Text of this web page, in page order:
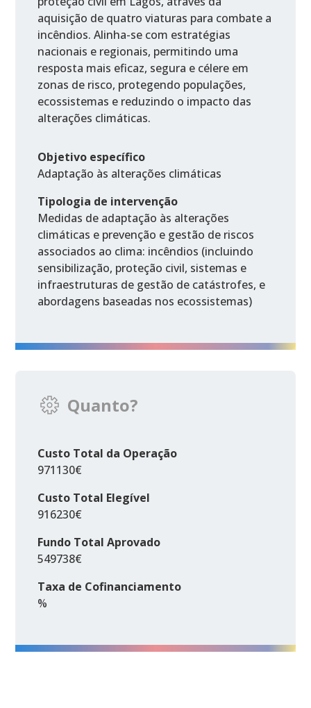
aquisição de quatro viaturas para combate a
incêndios. Alinha-se com estratégias
nacionais e regionais, permitindo uma
resposta mais eficaz, segura e célere em
zonas de risco, protegendo populações,
ecossistemas e reduzindo o impacto das
alterações climáticas.
Objetivo específico
Adaptação às alterações climáticas
Tipologia de intervenção
Medidas de adaptação às alterações
climáticas e prevenção e gestão de riscos
associados ao clima: incêndios (incluindo
sensibilização, proteção civil, sistemas e
infraestruturas de gestão de catástrofes, e
abordagens baseadas nos ecossistemas)
Quanto?
Custo Total da Operação
971130€
Custo Total Elegível
916230€
Fundo Total Aprovado
549738€
Taxa de Cofinanciamento
%